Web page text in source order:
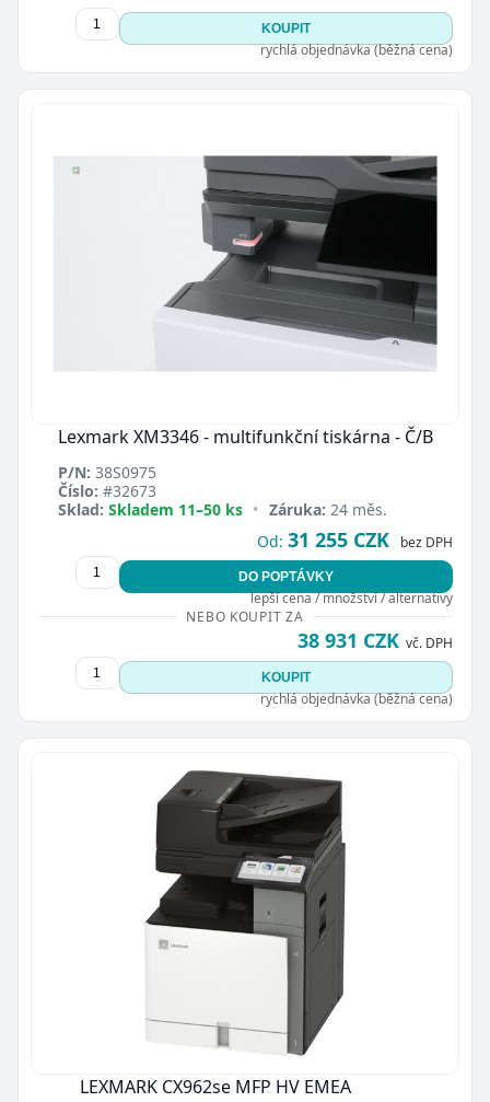
KOUPIT
rychlá objednávka (běžná cena)
Lexmark XM3346 - multifunkční tiskárna - Č/B
P/N: 38S0975
Číslo: #32673
Sklad: Skladem 11–50 ks • Záruka: 24 měs.
Od: 31 255 CZK bez DPH
DO POPTÁVKY
lepší cena / množství / alternativy
NEBO KOUPIT ZA
38 931 CZK vč. DPH
KOUPIT
rychlá objednávka (běžná cena)
LEXMARK CX962se MFP HV EMEA